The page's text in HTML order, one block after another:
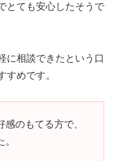
とても安心したそうで
に相談できたという口
すめです。
のもてる方で、